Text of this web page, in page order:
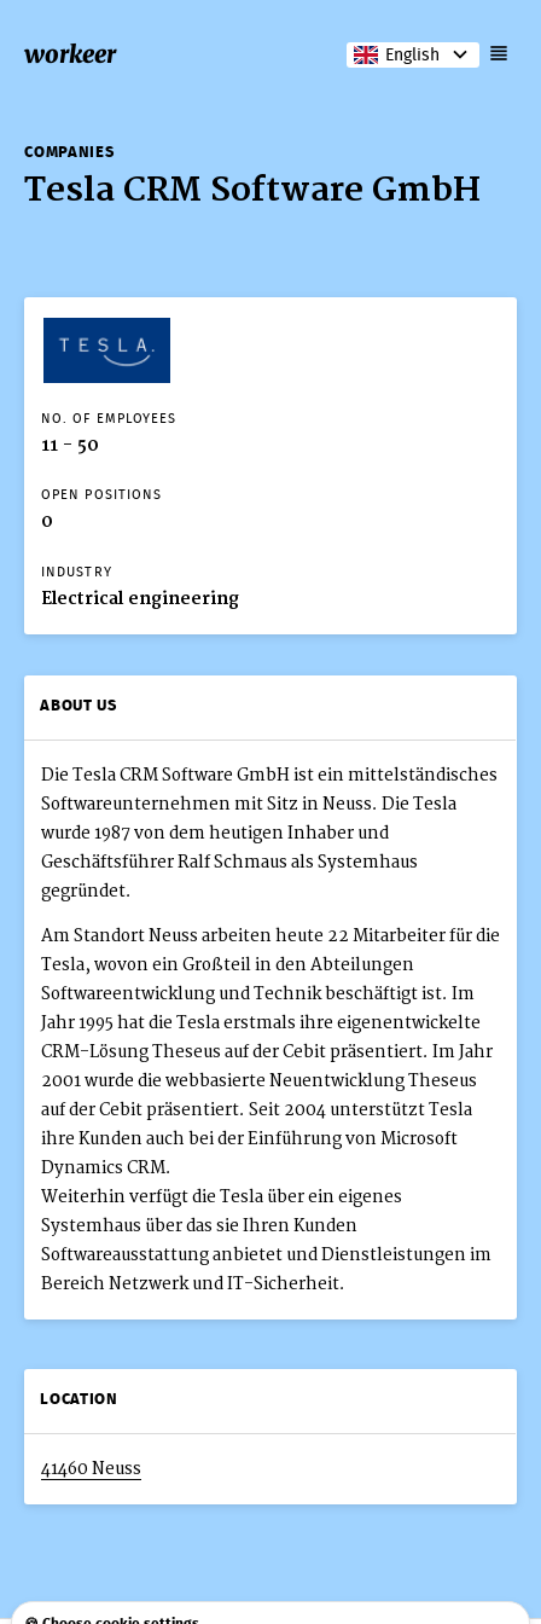
workeer English
COMPANIES
Tesla CRM Software GmbH
NO. OF EMPLOYEES
11 - 50
OPEN POSITIONS
0
INDUSTRY
Electrical engineering
ABOUT US
Die Tesla CRM Software GmbH ist ein mittelständisches
Softwareunternehmen mit Sitz in Neuss. Die Tesla
wurde 1987 von dem heutigen Inhaber und
Geschäftsführer Ralf Schmaus als Systemhaus
gegründet.
Am Standort Neuss arbeiten heute 22 Mitarbeiter für die
Tesla, wovon ein Großteil in den Abteilungen
Softwareentwicklung und Technik beschäftigt ist. Im
Jahr 1995 hat die Tesla erstmals ihre eigenentwickelte
CRM-Lösung Theseus auf der Cebit präsentiert. Im Jahr
2001 wurde die webbasierte Neuentwicklung Theseus
auf der Cebit präsentiert. Seit 2004 unterstützt Tesla
ihre Kunden auch bei der Einführung von Microsoft
Dynamics CRM.
Weiterhin verfügt die Tesla über ein eigenes
Systemhaus über das sie Ihren Kunden
Softwareausstattung anbietet und Dienstleistungen im
Bereich Netzwerk und IT-Sicherheit.
LOCATION
41460 Neuss